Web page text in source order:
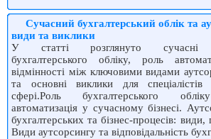
Сучасний бухгалтерський облік та
види та виклики
У статті розглянуто сучасні
бухгалтерського обліку, роль
відмінності між ключовими видами
та основні виклики для
сфері.Роль бухгалтерського
автоматизація у сучасному бізнесі.
бухгалтерських та бізнес-процесів: види,
Види аутсорсингу та відповідальність